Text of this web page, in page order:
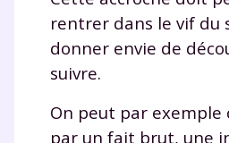
rentrer dans le vif du
donner envie de
suivre.
On peut par exemple
par un fait brut, une